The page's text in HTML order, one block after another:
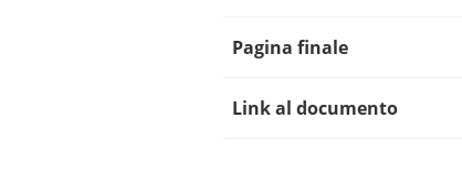
Pagina finale
Link al documento